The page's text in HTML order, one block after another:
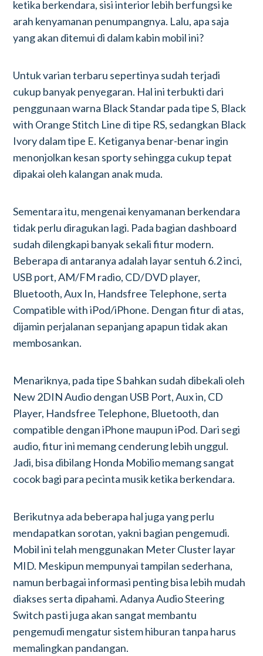
ketika berkendara, sisi interior lebih berfungsi ke
arah kenyamanan penumpangnya. Lalu, apa saja
yang akan ditemui di dalam kabin mobil ini?
Untuk varian terbaru sepertinya sudah terjadi
cukup banyak penyegaran. Hal ini terbukti dari
penggunaan warna Black Standar pada tipe S, Black
with Orange Stitch Line di tipe RS, sedangkan Black
Ivory dalam tipe E. Ketiganya benar-benar ingin
menonjolkan kesan sporty sehingga cukup tepat
dipakai oleh kalangan anak muda.
Sementara itu, mengenai kenyamanan berkendara
tidak perlu diragukan lagi. Pada bagian dashboard
sudah dilengkapi banyak sekali fitur modern.
Beberapa di antaranya adalah layar sentuh 6.2 inci,
USB port, AM/FM radio, CD/DVD player,
Bluetooth, Aux In, Handsfree Telephone, serta
Compatible with iPod/iPhone. Dengan fitur di atas,
dijamin perjalanan sepanjang apapun tidak akan
membosankan.
Menariknya, pada tipe S bahkan sudah dibekali oleh
New 2DIN Audio dengan USB Port, Aux in, CD
Player, Handsfree Telephone, Bluetooth, dan
compatible dengan iPhone maupun iPod. Dari segi
audio, fitur ini memang cenderung lebih unggul.
Jadi, bisa dibilang Honda Mobilio memang sangat
cocok bagi para pecinta musik ketika berkendara.
Berikutnya ada beberapa hal juga yang perlu
mendapatkan sorotan, yakni bagian pengemudi.
Mobil ini telah menggunakan Meter Cluster layar
MID. Meskipun mempunyai tampilan sederhana,
namun berbagai informasi penting bisa lebih mudah
diakses serta dipahami. Adanya Audio Steering
Switch pasti juga akan sangat membantu
pengemudi mengatur sistem hiburan tanpa harus
memalingkan pandangan.